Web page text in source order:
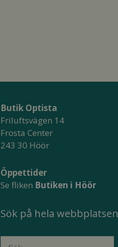
Butik Optista
Friluftsvägen 14
Frosta Center
243 30 Höör
Öppettider
Se fliken Butiken i Höör
Sök på hela webbplatsen